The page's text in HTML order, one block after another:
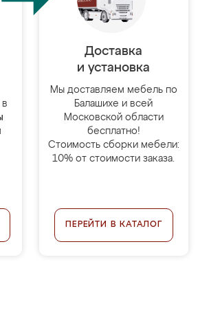
Доставка
и установка
Мы доставляем мебель по
Балашихе и всей
Московской области
бесплатно!
Стоимость сборки мебели:
10% от стоимости заказа.
ПЕРЕЙТИ В КАТАЛОГ